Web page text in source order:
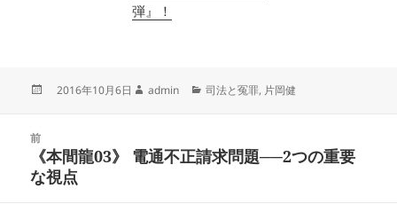
弾』！
2016年10月6日
作
admin
カ
ー
司法と冤罪, 片岡健
前
前
の
《本間龍03》 電通不正請求問題──2つの重要
な視点